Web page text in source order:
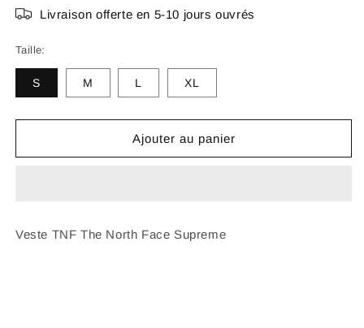
Livraison offerte en 5-10 jours ouvrés
Taille:
S M L XL
Ajouter au panier
Veste TNF The North Face Supreme